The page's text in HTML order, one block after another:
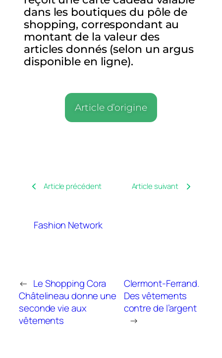
dans les boutiques du pôle de
shopping, correspondant au
montant de la valeur des
articles donnés (selon un argus
disponible en ligne).
Article d’origine
Article précédent Article suivant
Fashion Network
← Le Shopping Cora
Châtelineau donne une
seconde vie aux
vêtements
Clermont-Ferrand.
Des vêtements
contre de l’argent
→